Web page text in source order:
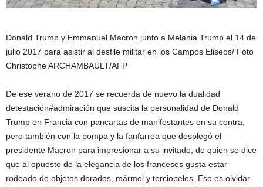
Donald Trump y Emmanuel Macron junto a Melania Trump el 14 de
julio 2017 para asistir al desfile militar en los Campos Eliseos/ Foto
Christophe ARCHAMBAULT/AFP
De ese verano de 2017 se recuerda de nuevo la dualidad
detestación#admiración que suscita la personalidad de Donald
Trump en Francia con pancartas de manifestantes en su contra,
pero también con la pompa y la fanfarrea que desplegó el
presidente Macron para impresionar a su invitado, de quien se dice
que al opuesto de la elegancia de los franceses gusta estar
rodeado de objetos dorados, mármol y terciopelos. Eso es olvidar